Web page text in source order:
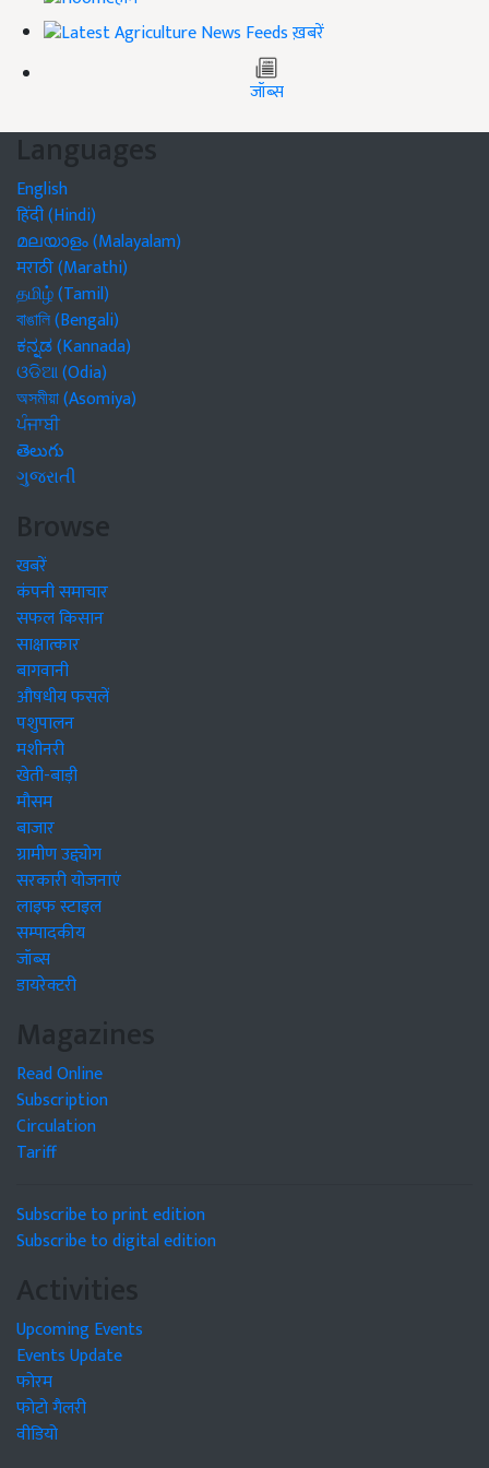
ख़बरें
जॉब्स
Languages
English
हिंदी (Hindi)
മലയാളം (Malayalam)
मराठी (Marathi)
தமிழ் (Tamil)
বাঙালি (Bengali)
ಕನ್ನಡ (Kannada)
ଓଡିଆ (Odia)
অসমীয়া (Asomiya)
ਪੰਜਾਬੀ
తెలుగు
ગુજરાતી
Browse
खबरें
कंपनी समाचार
सफल किसान
साक्षात्कार
बागवानी
औषधीय फसलें
पशुपालन
मशीनरी
खेती-बाड़ी
मौसम
बाजार
ग्रामीण उद्द्योग
सरकारी योजनाएं
लाइफ स्टाइल
सम्पादकीय
जॉब्स
डायरेक्टरी
Magazines
Read Online
Subscription
Circulation
Tariff
Subscribe to print edition
Subscribe to digital edition
Activities
Upcoming Events
Events Update
फोरम
फोटो गैलरी
वीडियो